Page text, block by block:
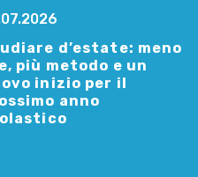
d’estate: meno
più metodo e un
inizio per il
anno